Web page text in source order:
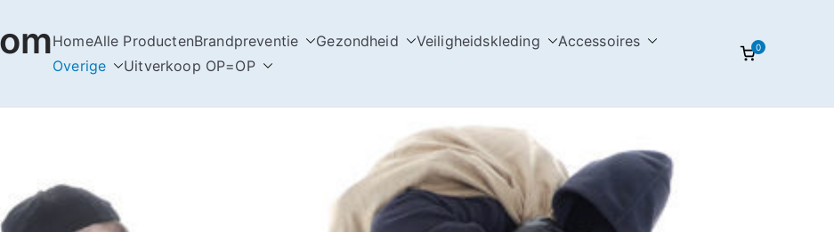
HomeAlle ProductenBrandpreventie Gezondheid Veiligheidskleding
Accessoires
Overige
Uitverkoop OP=OP
0